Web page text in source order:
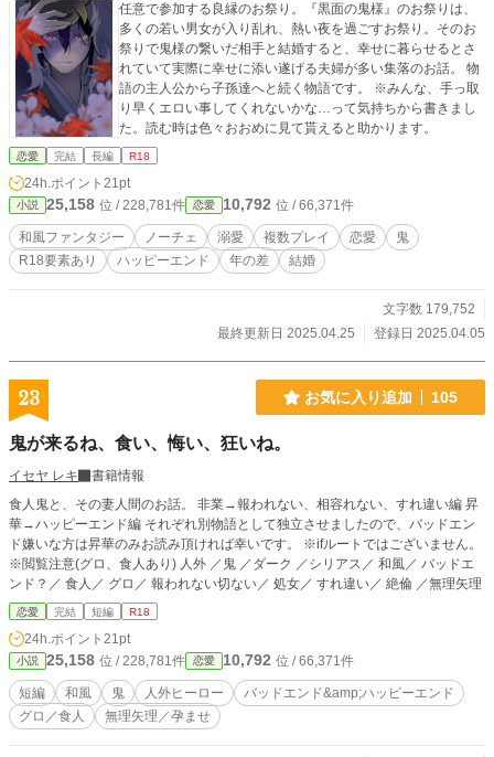
任意で参加する良縁のお祭り。『黒面の鬼様』のお祭りは、
多くの若い男女が入り乱れ、熱い夜を過ごすお祭り。そのお
祭りで鬼様の繋いだ相手と結婚すると、幸せに暮らせるとさ
れていて実際に幸せに添い遂げる夫婦が多い集落のお話。 物
語の主人公から子孫達へと続く物語です。 ※みんな、手っ取
り早くエロい事してくれないかな…って気持ちから書きまし
た。読む時は色々おおめに見て貰えると助かります。
恋愛 完結 長編 R18
24h.ポイント 21pt
小説 25,158 位 / 228,781件 恋愛 10,792 位 / 66,371件
和風ファンタジー ノーチェ 溺愛 複数プレイ 恋愛
鬼
R18要素あり
ハッピーエンド 年の差 結婚
文字数 179,752
最終更新日 2025.04.25
登録日 2025.04.05
23 お気に入り追加 105
鬼が来るね、食い、悔い、狂いね。
イセヤ レキ
書籍情報
食人鬼と、その妻人間のお話。 非業→報われない、相容れない、すれ違い編 昇
華→ハッピーエンド編 それぞれ別物語として独立させましたので、バッドエン
ド嫌いな方は昇華のみお読み頂ければ幸いです。 ※ifルートではございません。
※閲覧注意(グロ、食人あり) 人外 ／鬼 ／ダーク ／シリアス／ 和風／ バッドエ
ンド？／ 食人／ グロ／ 報われない切ない／ 処女／ すれ違い／ 絶倫 ／無理矢理
恋愛 完結 短編 R18
24h.ポイント 21pt
小説 25,158 位 / 228,781件 恋愛 10,792 位 / 66,371件
短編 和風 鬼 人外ヒーロー
バッドエンド&amp;ハッピーエンド
グロ／食人
無理矢理／孕ませ